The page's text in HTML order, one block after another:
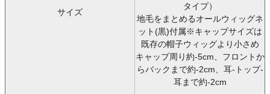
サイズ
タイプ）
地毛をまとめるオールウィッグネ
ット(黒)付属※キャップサイズは
既存の帽子ウィッグより小さめ
キャップ周り約-5cm、フロントか
らバックまで約-2cm、耳-トップ-
耳まで約-2cm